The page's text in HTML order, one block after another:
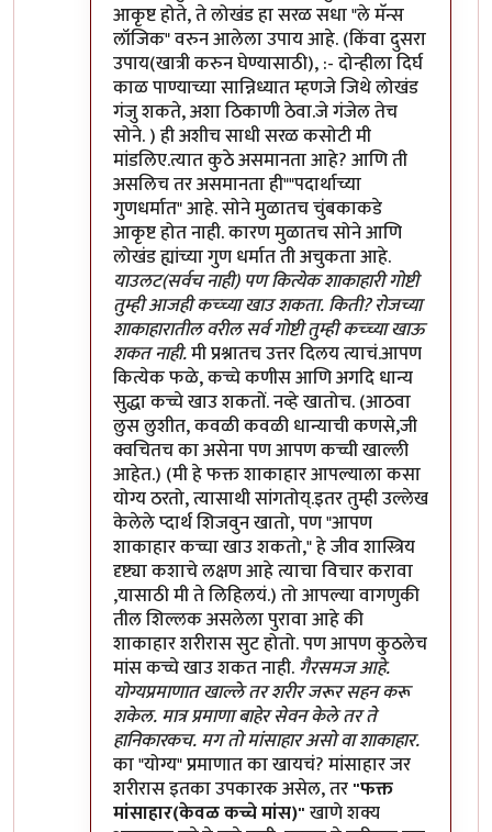
आकृष्ट होते, ते लोखंड हा सरळ सधा "ले मॅन्स
लॉजिक" वरुन आलेला उपाय आहे. (किंवा दुसरा
उपाय(खात्री करुन घेण्यासाठी), :- दोन्हीला दिर्घ
काळ पाण्याच्या सान्निध्यात म्हणजे जिथे लोखंड
गंजु शकते, अशा ठिकाणी ठेवा.जे गंजेल तेच
सोने. ) ही अशीच साधी सरळ कसोटी मी
मांडलिए.त्यात कुठे असमानता आहे? आणि ती
असलिच तर असमानता ही""पदार्थाच्या
गुणधर्मात" आहे. सोने मुळातच चुंबकाकडे
आकृष्ट होत नाही. कारण मुळातच सोने आणि
लोखंड ह्यांच्या गुण धर्मात ती अचुकता आहे.
याउलट(सर्वच नाही) पण कित्येक शाकाहारी गोष्टी
तुम्ही आजही कच्च्या खाउ शकता. किती? रोजच्या
शाकाहारातील वरील सर्व गोष्टी तुम्ही कच्च्या खाऊ
शकत नाही.मी प्रश्नातच उत्तर दिलय त्याचं.आपण
कित्येक फळे, कच्चे कणीस आणि अगदि धान्य
सुद्धा कच्चे खाउ शकतों. नव्हे खातोच. (आठवा
लुस लुशीत, कवळी कवळी धान्याची कणसे,जी
क्वचितच का असेना पण आपण कच्ची खाल्ली
आहेत.) (मी हे फक्त शाकाहार आपल्याला कसा
योग्य ठरतो, त्यासाथी सांगतोय्.इतर तुम्ही उल्लेख
केलेले प्दार्थ शिजवुन खातो, पण "आपण
शाकाहार कच्चा खाउ शकतो," हे जीव शास्त्रिय
दृष्ट्या कशाचे लक्षण आहे त्याचा विचार करावा
,यासाठी मी ते लिहिलयं.) तो आपल्या वागणुकी
तील शिल्लक असलेला पुरावा आहे की
शाकाहार शरीरास सुट होतो. पण आपण कुठलेच
मांस कच्चे खाउ शकत नाही.गैरसमज आहे.
योग्यप्रमाणात खाल्ले तर शरीर जरूर सहन करू
शकेल. मात्र प्रमाणा बाहेर सेवन केले तर ते
हानिकारकच. मग तो मांसाहार असो वा शाकाहार.
का "योग्य" प्रमाणात का खायचं? मांसाहार जर
शरीरास इतका उपकारक असेल, तर"फक्त
मांसाहार(केवळ कच्चे मांस)"खाणे शक्य